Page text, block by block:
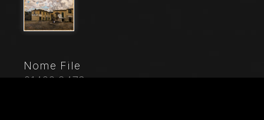
Nome File
21466_3479